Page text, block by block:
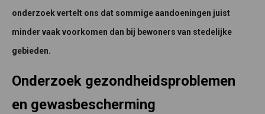
onderzoek vertelt ons dat sommige aandoeningen juist
minder vaak voorkomen dan bij bewoners van stedelijke
gebieden.
Onderzoek gezondheidsproblemen
en gewasbescherming